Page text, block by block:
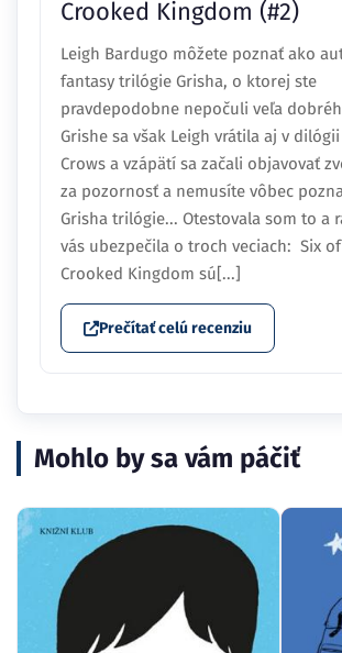
Crooked Kingdom (#2)
Leigh Bardugo môžete poznať ako
fantasy trilógie Grisha, o ktorej ste
pravdepodobne nepočuli veľa
Grishe sa však Leigh vrátila aj v
Crows a vzápätí sa začali objavovať
za pozornosť a nemusíte vôbec
Grisha trilógie... Otestovala som to a
vás ubezpečila o troch veciach: Six
Crooked Kingdom sú[...]
Prečítať celú recenziu
Mohlo by sa vám páčiť